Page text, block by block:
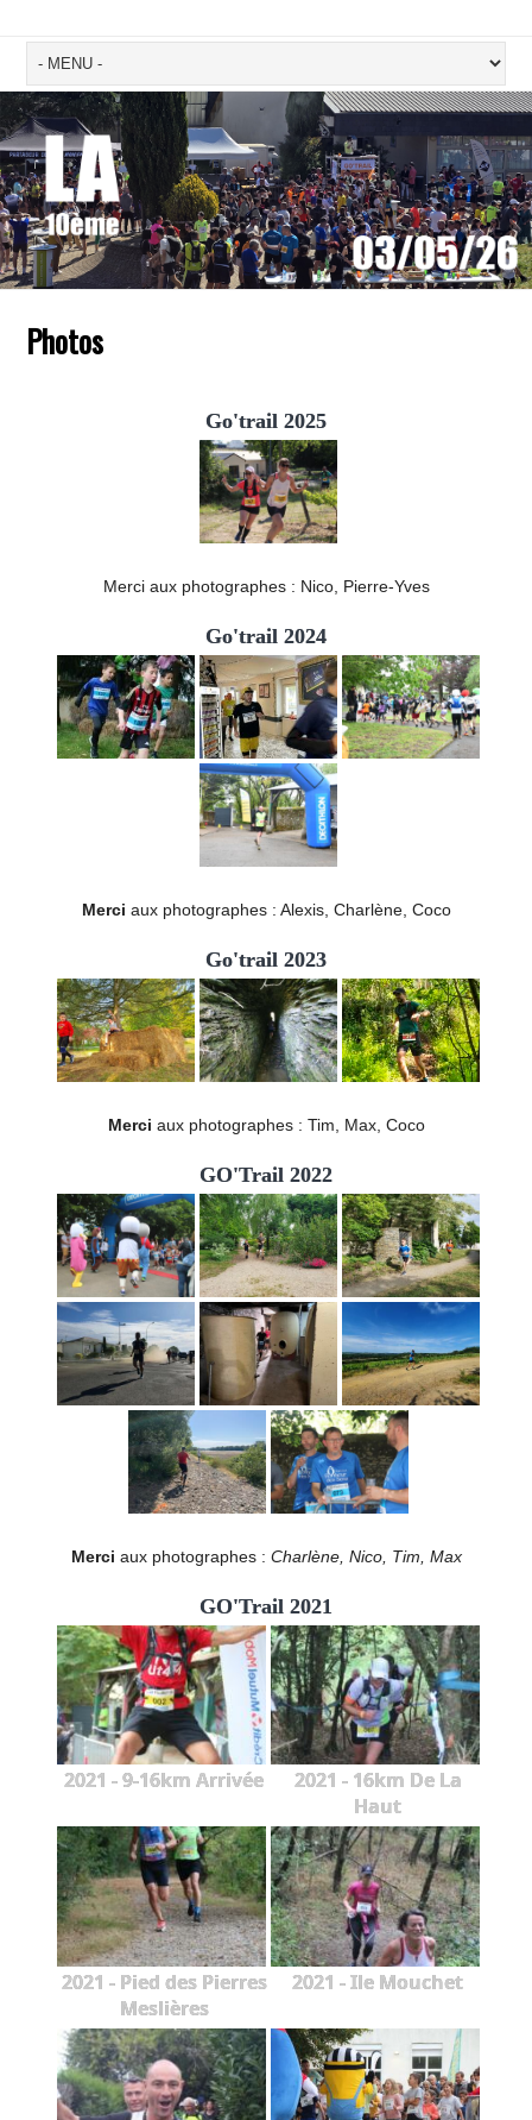
Photos
Go'trail 2025
Merci aux photographes : Nico, Pierre-Yves
Go'trail 2024
Merci aux photographes : Alexis, Charlène, Coco
Go'trail 2023
Merci aux photographes : Tim, Max, Coco
GO'Trail 2022
Merci aux photographes : Charlène, Nico, Tim, Max
GO'Trail 2021
2021 - 9-16km Arrivée
2021 - 16km De La
Haut
2021 - Pied des Pierres
Meslières
2021 - Ile Mouchet